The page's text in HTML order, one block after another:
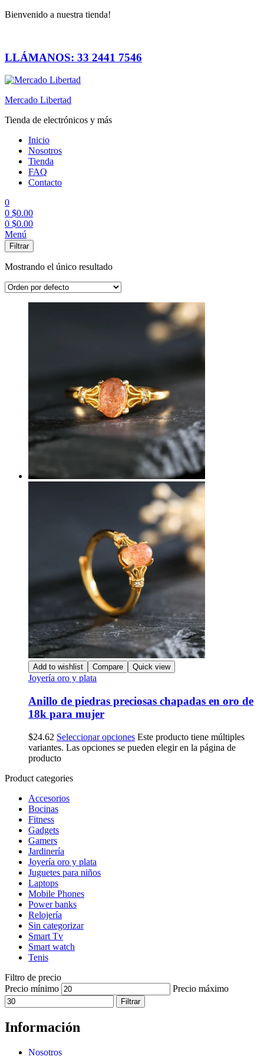
Bienvenido a nuestra tienda!
LLÁMANOS: 33 2441 7546
Mercado Libertad
Tienda de electrónicos y más
Inicio
Nosotros
Tienda
FAQ
Contacto
0
0 $0.00
0 $0.00
Menú
Filtrar
Mostrando el único resultado
Add to wishlist Compare Quick view
Joyería oro y plata
Anillo de piedras preciosas chapadas en oro de
18k para mujer
$24.62 Seleccionar opciones Este producto tiene múltiples
variantes. Las opciones se pueden elegir en la página de
producto
Product categories
Accesorios
Bocinas
Fitness
Gadgets
Gamers
Jardinería
Joyería oro y plata
Juguetes para niños
Laptops
Mobile Phones
Power banks
Relojería
Sin categorizar
Smart Tv
Smart watch
Tenis
Filtro de precio
Precio mínimo
Precio máximo
Filtrar
Información
Nosotros